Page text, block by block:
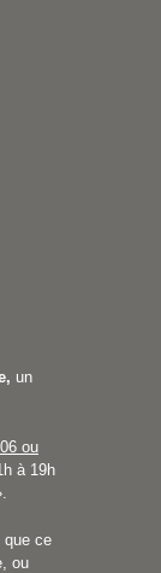
un
ou
à 19h
que ce
ou